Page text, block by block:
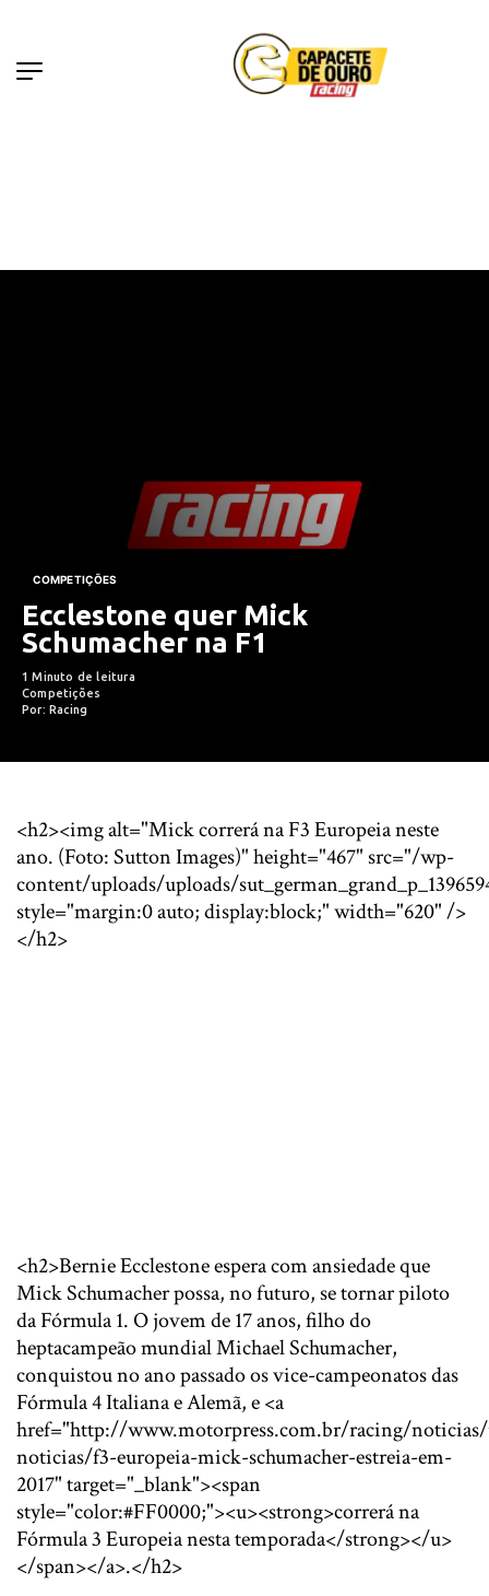
COMPETIÇÕES
Ecclestone quer Mick
Schumacher na F1
1 Minuto de leitura
Competições
Por: Racing
<h2><img alt="Mick correrá na F3 Europeia neste
ano. (Foto: Sutton Images)" height="467" src="/wp-
content/uploads/uploads/
style="margin:0 auto; display:block;" width="620" />
</h2>
<h2>Bernie Ecclestone espera com ansiedade que
Mick Schumacher possa, no futuro, se tornar piloto
da Fórmula 1. O jovem de 17 anos, filho do
heptacampeão mundial Michael Schumacher,
conquistou no ano passado os vice-campeonatos das
Fórmula 4 Italiana e Alemã, e <a
href="http://www.motorpress.com.br/racing/
noticias/f3-europeia-mick-schumacher-estreia-em-
2017" target="_blank"><span
style="color:#FF0000;"><u><strong>correrá na
Fórmula 3 Europeia nesta temporada</strong></u>
</span></a>.</h2>